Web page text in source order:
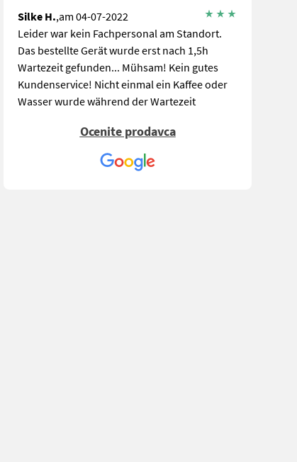
Silke H.,am 04-07-2022
Leider war kein Fachpersonal am Standort.
Das bestellte Gerät wurde erst nach 1,5h
Wartezeit gefunden... Mühsam! Kein gutes
Kundenservice! Nicht einmal ein Kaffee oder
Wasser wurde während der Wartezeit
,am 18-05-2021
Guter freundlicher Service. Topp Werkstatt
Ocenite prodavca